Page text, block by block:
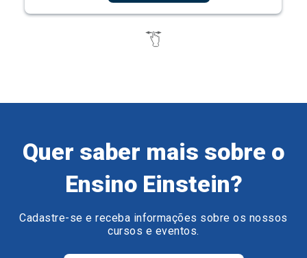
Quer saber mais sobre o
Ensino Einstein?
Cadastre-se e receba informações sobre os nossos
cursos e eventos.